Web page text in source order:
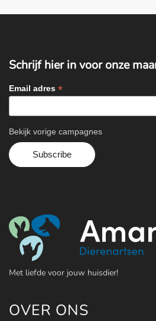
Schrijf hier in voor onze
Email adres *
Bekijk vorige campagnes
Met liefde voor jouw huisdier!
OVER ONS